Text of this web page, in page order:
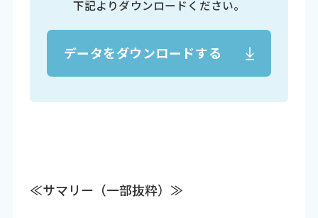
下記よりダウンロードください。
データをダウンロードする
≪サマリー（一部抜粋）≫